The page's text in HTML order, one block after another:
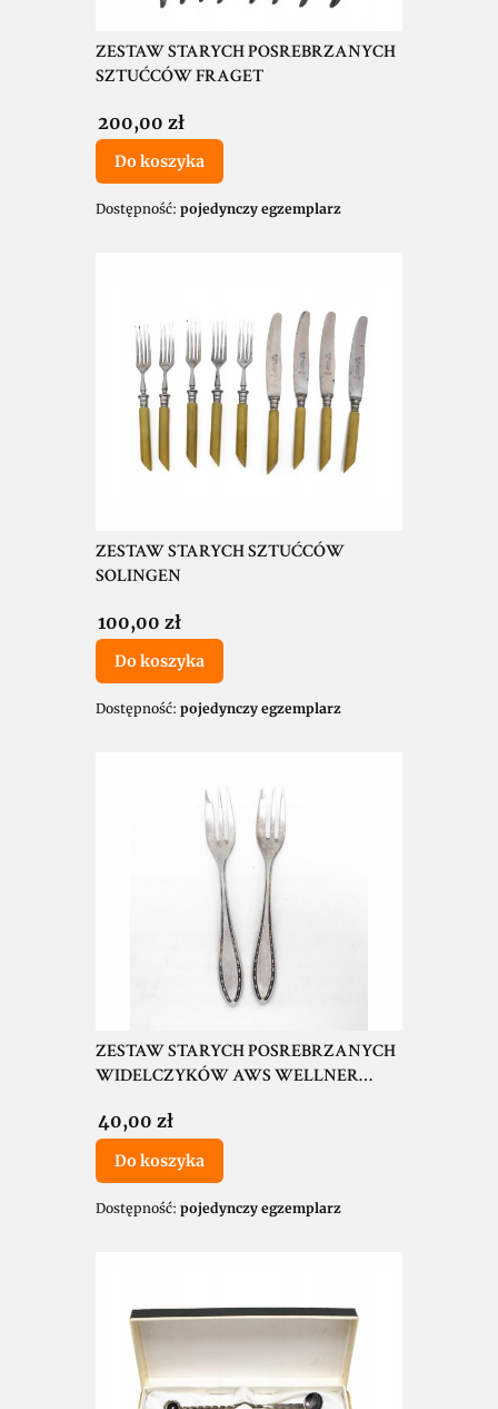
ZESTAW STARYCH POSREBRZANYCH
SZTUĆCÓW FRAGET
Cena
200,00 zł
Do koszyka
Dostępność: pojedynczy egzemplarz
ZESTAW STARYCH SZTUĆCÓW
SOLINGEN
Cena
100,00 zł
Do koszyka
Dostępność: pojedynczy egzemplarz
ZESTAW STARYCH POSREBRZANYCH
WIDELCZYKÓW AWS WELLNER
Cena
40,00 zł
Do koszyka
Dostępność: pojedynczy egzemplarz